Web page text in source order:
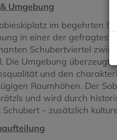
Umgebung
im begehrten 9.
in einer der
Schubertviertel
Die Umgebung
und den
Raumhöhen. Der
und wird durch
Schubert – zusätzlich